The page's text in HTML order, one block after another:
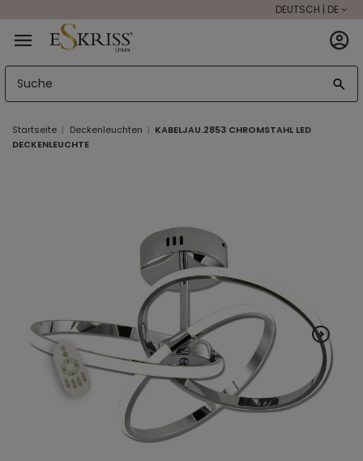
DEUTSCH | DE
Startseite Deckenleuchten
KABELJAU.2853 CHROMSTAHL LED
DECKENLEUCHTE